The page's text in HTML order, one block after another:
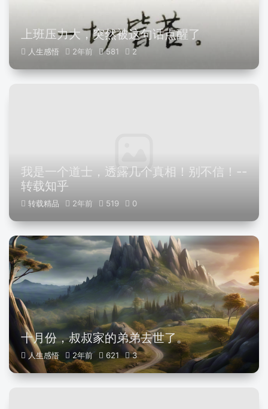
上班压力大，突然被这句话点醒了
人生感悟 2年前 581 2
我是一个道士，透露几个真相！别不信！--
转载知乎
转载精品 2年前 519 0
十月份，叔叔家的弟弟去世了。
人生感悟 2年前 621 3